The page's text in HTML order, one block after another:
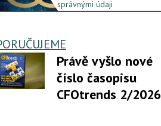
správnými údaji
Právě vyšlo nové
číslo časopisu
CFOtrends 2/2026